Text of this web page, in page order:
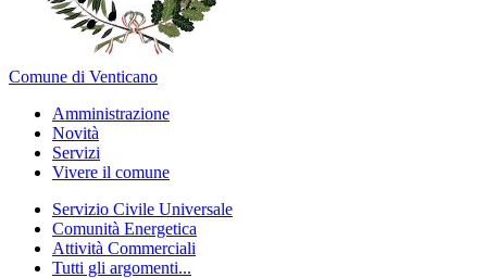
Comune di Venticano
Amministrazione
Novità
Servizi
Vivere il comune
Servizio Civile Universale
Comunità Energetica
Attività Commerciali
Tutti gli argomenti...